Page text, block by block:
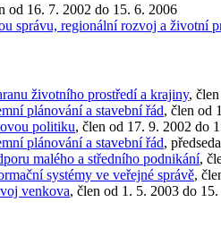
od 16. 7. 2002 do 15. 6. 2006
správu, regionální rozvoj a životní
životního prostředí a krajiny,
plánování a stavební řád, člen od
politiku, člen od 17. 9. 2002 do
plánování a stavební řád,
malého a středního podnikání,
systémy ve veřejné správě,
venkova, člen od 1. 5. 2003 do